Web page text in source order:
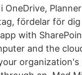
fördelar för
with
and the